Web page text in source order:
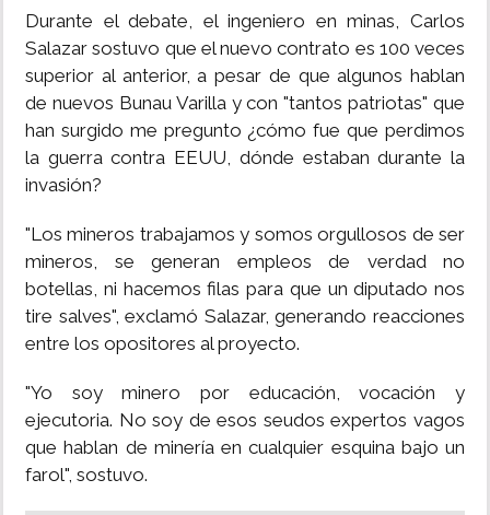
Durante el debate, el ingeniero en minas, Carlos
Salazar sostuvo que el nuevo contrato es 100 veces
superior al anterior, a pesar de que algunos hablan
de nuevos Bunau Varilla y con "tantos patriotas" que
han surgido me pregunto ¿cómo fue que perdimos
la guerra contra EEUU, dónde estaban durante la
invasión?
"Los mineros trabajamos y somos orgullosos de ser
mineros, se generan empleos de verdad no
botellas, ni hacemos filas para que un diputado nos
tire salves", exclamó Salazar, generando reacciones
entre los opositores al proyecto.
"Yo soy minero por educación, vocación y
ejecutoria. No soy de esos seudos expertos vagos
que hablan de minería en cualquier esquina bajo un
farol", sostuvo.